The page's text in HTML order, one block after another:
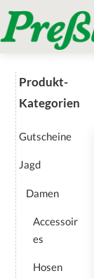
to
content
Produkt-
Kategorien
Gutscheine
Jagd
Damen
Accessoir
es
Hosen